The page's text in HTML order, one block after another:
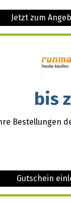
Jetzt zum
bis
Bestellungen
Gutschein